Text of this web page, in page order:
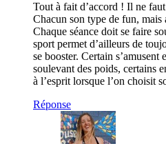
Tout à fait d’accord ! Il ne
Chacun son type de fun, mais
Chaque séance doit se faire
sport permet d’ailleurs de
se booster. Certain s’amusent
soulevant des poids, certains
à l’esprit lorsque l’on choisit
Réponse